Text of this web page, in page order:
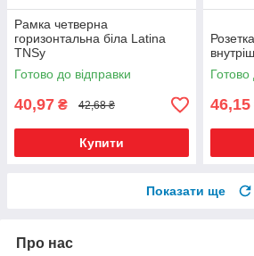
Рамка четверна
горизонтальна біла Latina
TNSy
Готово до відправки
40,97 ₴ 42,68 ₴
Купити
Готово
46,15
Показати ще
Про нас